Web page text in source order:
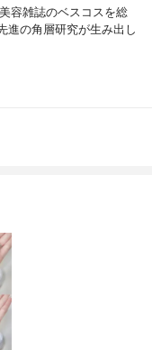
容雑誌のベスコスを総
進の角層研究が生み出し